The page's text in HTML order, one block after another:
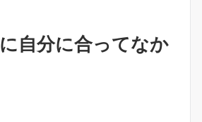
自分に合ってなか